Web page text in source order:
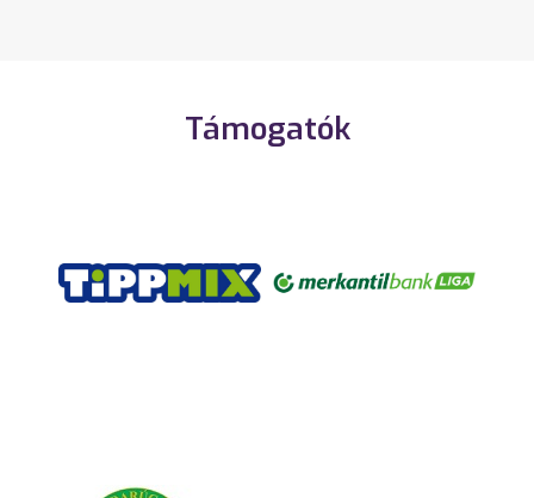
Támogatók